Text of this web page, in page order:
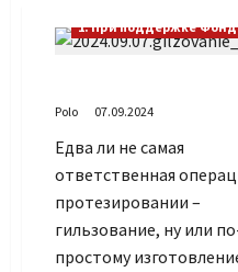
1. При поддержке
Polo 07.09.2024
Едва ли не самая
ответственная
протезировании –
гильзование, ну или
простому